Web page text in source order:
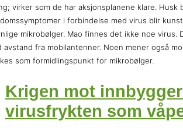
virker som de har aksjonsplanene klare. Husk
i forbindelse med virus blir
mikrobølger. Mao finnes det ikke noe virus.
avstand fra mobilantenner. Noen mener også
som formidlingspunkt for mikrobølger.
Krigen mot
virusfrykten som